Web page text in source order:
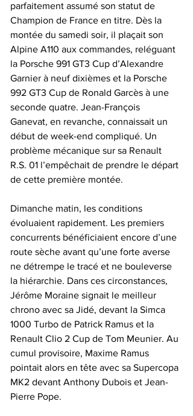
parfaitement assumé son statut de
Champion de France en titre. Dès la
montée du samedi soir, il plaçait son
Alpine A110 aux commandes, reléguant
la Porsche 991 GT3 Cup d’Alexandre
Garnier à neuf dixièmes et la Porsche
992 GT3 Cup de Ronald Garcès à une
seconde quatre. Jean-François
Ganevat, en revanche, connaissait un
début de week-end compliqué. Un
problème mécanique sur sa Renault
R.S. 01 l’empêchait de prendre le départ
de cette première montée.
Dimanche matin, les conditions
évoluaient rapidement. Les premiers
concurrents bénéficiaient encore d’une
route sèche avant qu’une forte averse
ne détrempe le tracé et ne bouleverse
la hiérarchie. Dans ces circonstances,
Jérôme Moraine signait le meilleur
chrono avec sa Jidé, devant la Simca
1000 Turbo de Patrick Ramus et la
Renault Clio 2 Cup de Tom Meunier. Au
cumul provisoire, Maxime Ramus
pointait alors en tête avec sa Supercopa
MK2 devant Anthony Dubois et Jean-
Pierre Pope.